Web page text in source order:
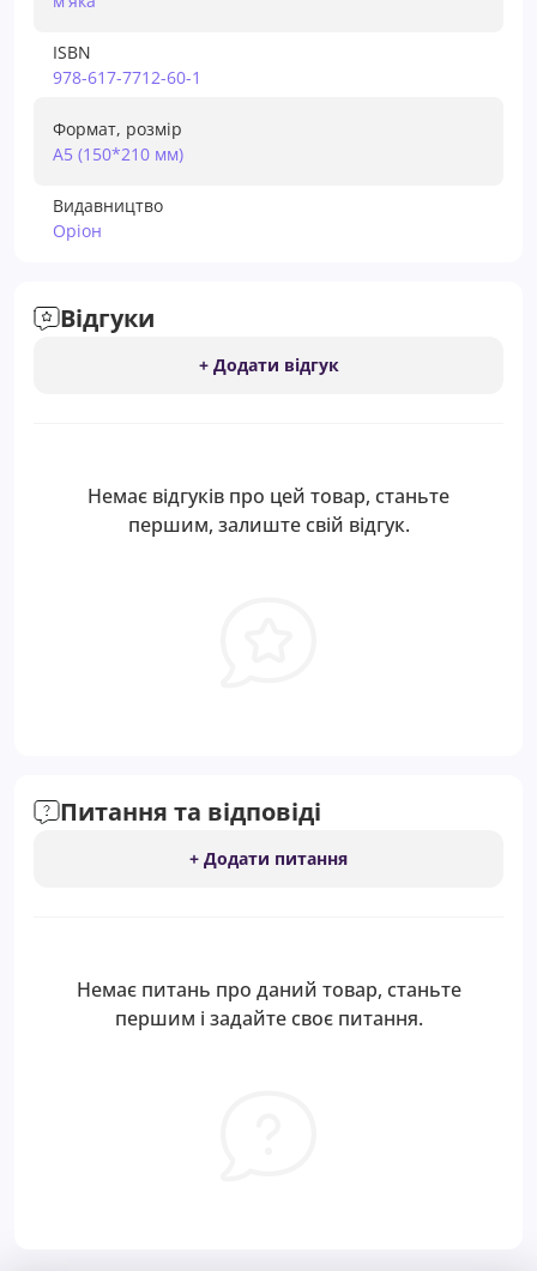
ISBN
978-617-7712-60-1
Формат, розмір
А5 (150*210 мм)
Видавництво
Оріон
Відгуки
+ Додати відгук
Немає відгуків про цей товар, станьте
першим, залиште свій відгук.
Питання та відповіді
+ Додати питання
Немає питань про даний товар, станьте
першим і задайте своє питання.